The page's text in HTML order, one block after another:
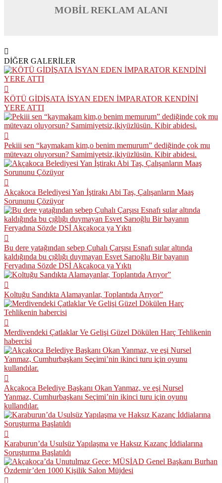
MOBİL REKLAM ALANI
DİĞER GALERİLER
KÖTÜ GİDİŞATA İSYAN EDEN İMPARATOR KENDİNİ
YERE ATTI
Pekiii sen “kaymakam kim,o benim memurum” dediğinde çok mu
mütevazı oluyorsun? Samimiyetsiz,ikiyüzlüsün. Kibir abidesi.
Akçakoca Belediyesi Yan İştirakı Abi Taş, Çalışanların Maaş
Sorununu Çözüyor
Bu dere yatağından sebep Çuhalı Çarşısı Esnafı sular altında
kaldığında bu çığlığı duymayan Esvet Sarıoğlu Bir bayanın
Feryadına Sözde DSİ Akçakoca ya Yıktı
Koltuğu Sandıkta Alamayanlar, Toplantıda Arıyor”
Merdivendeki Çatlaklar Ve Gelişi Güzel Dökülen Harç Tehlikenin
habercisi
Akçakoca Belediye Başkanı Okan Yanmaz, ve eşi Nursel
Yanmaz, Cumhurbaşkanı Seçimi’nin ikinci turu için oyunu
kullandılar.
Karaburun’da Usulsüz Yapılaşma ve Haksız Kazanç İddialarına
Soruşturma Başlatıldı